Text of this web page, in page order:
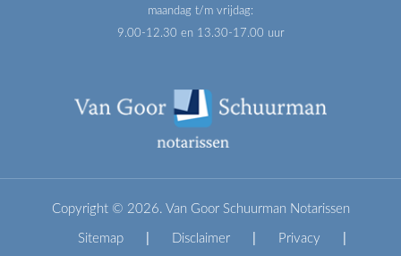
maandag t/m vrijdag:
9.00-12.30 en 13.30-17.00 uur
Copyright © 2026. Van Goor Schuurman Notarissen
Sitemap Disclaimer Privacy